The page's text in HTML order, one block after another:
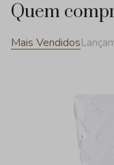
Quem
Mais Vendidos